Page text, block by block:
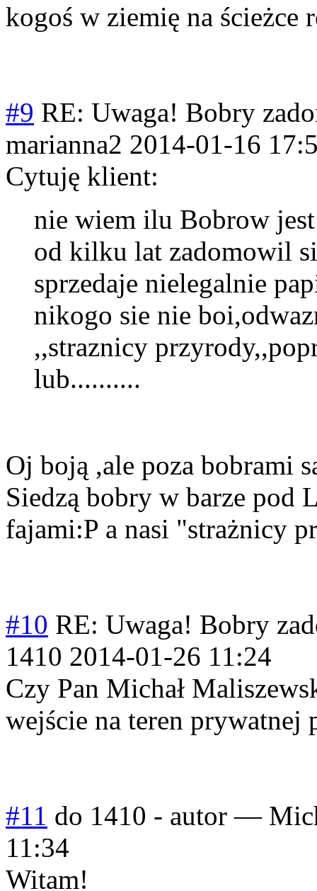
kogoś w ziemię na ścieżce
#9 RE: Uwaga! Bobry
marianna2 2014-01-16
Cytuję klient:
nie wiem ilu Bobrow
od kilku lat zadomowil
sprzedaje nielegalnie
nikogo sie nie
,,straznicy
lub..........
Oj boją ,ale poza bobrami
Siedzą bobry w barze pod
fajami:P a nasi "strażnicy
#10 RE: Uwaga! Bobry
1410 2014-01-26 11:24
Czy Pan Michał
wejście na teren prywatnej
#11 do 1410 - autor —
11:34
Witam!